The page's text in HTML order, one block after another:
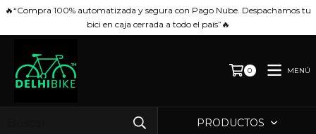
🔥“Compra 100% automatizada y segura con Pago Nube. Despachamos tu
bici en caja cerrada a todo el país”🔥
0 MENÚ
PRODUCTOS